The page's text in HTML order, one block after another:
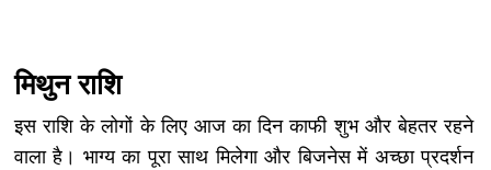
मिथुन राशि
इस राशि के लोगों के लिए आज का दिन काफी शुभ और बेहतर रहने
वाला है। भाग्य का पूरा साथ मिलेगा और बिजनेस में अच्छा प्रदर्शन